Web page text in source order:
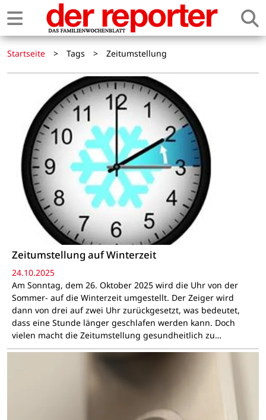
Startseite > Tags > Zeitumstellung
Zeitumstellung auf Winterzeit
24.10.2025
Am Sonntag, dem 26. Oktober 2025 wird die Uhr von der
Sommer- auf die Winterzeit umgestellt. Der Zeiger wird
dann von drei auf zwei Uhr zurückgesetzt, was bedeutet,
dass eine Stunde länger geschlafen werden kann. Doch
vielen macht die Zeitumstellung gesundheitlich zu…